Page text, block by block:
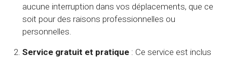
aucune interruption dans vos déplacements, que ce
soit pour des raisons professionnelles ou
personnelles.
Service gratuit et pratique : Ce service est inclus